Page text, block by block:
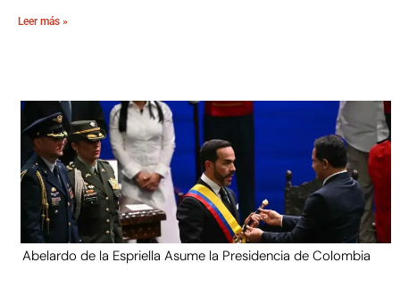
Leer más »
Abelardo de la Espriella Asume la Presidencia de Colombia